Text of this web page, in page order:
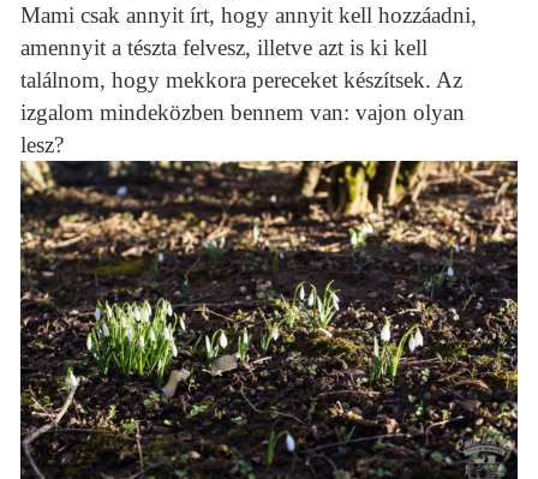
Mami csak annyit írt, hogy annyit kell hozzáadni,
amennyit a tészta felvesz, illetve azt is ki kell
találnom, hogy mekkora pereceket készítsek. Az
izgalom mindeközben bennem van: vajon olyan
lesz?